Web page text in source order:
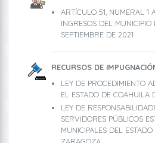
ARTÍCULO 51, NUMERAL 1
INGRESOS DEL
SEPTIEMBRE DE 2021
RECURSOS DE
LEY DE PROCEDIMIENTO
EL ESTADO DE COAHUILA
LEY DE
SERVIDORES PÚBLICOS
MUNICIPALES DEL